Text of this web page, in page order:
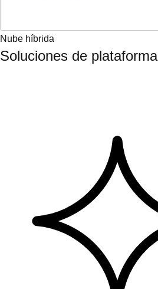
Nube híbrida
Soluciones de plataforma